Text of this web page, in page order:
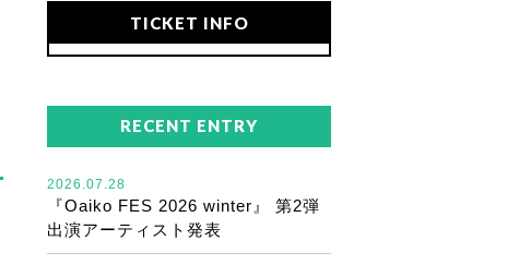
TICKET INFO
RECENT ENTRY
2026.07.28
『Oaiko FES 2026 winter』 第2弾
出演アーティスト発表